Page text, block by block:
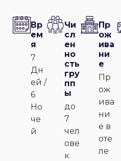
Вр
ем
я
7
Дн
ей /
6
Но
че
й
Чи
сл
ен
но
сть
гру
пп
ы
до
7
чел
ове
к
Пр
ож
ива
ни
е
Пр
ож
ива
ни
е в
оте
ле